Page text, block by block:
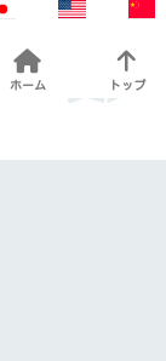
ホーム トップ